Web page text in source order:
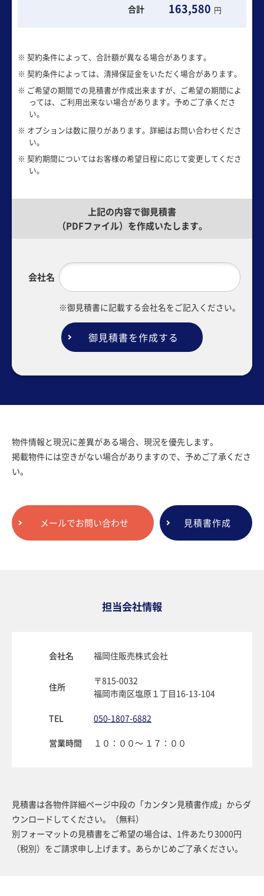
合計 163,580 円
※ 契約条件によって、合計額が異なる場合があります。
※ 契約条件によっては、清掃保証金をいただく場合があります。
※ ご希望の期間での見積書が作成出来ますが、ご希望の期間によ
っては、ご利用出来ない場合があります。予めご了承くださ
い。
※ オプションは数に限りがあります。詳細はお問い合わせくださ
い。
※ 契約期間についてはお客様の希望日程に応じて変更してくださ
い。
上記の内容で御見積書
（PDFファイル）を作成いたします。
会社名
※御見積書に記載する会社名をご記入ください。
御見積書を作成する
物件情報と現況に差異がある場合、現況を優先します。
掲載物件には空きがない場合がありますので、予めご了承くださ
い。
メールでお問い合わせ 見積書作成
担当会社情報
会社名 福岡住販売株式会社
住所
〒815-0032
福岡市南区塩原１丁目16-13-104
TEL
050-1807-6882
営業時間
１０：００〜 １７：００
見積書は各物件詳細ページ中段の「カンタン見積書作成」からダ
ウンロードしてください。（無料）
別フォーマットの見積書をご希望の場合は、1件あたり3000円
（税別）をご請求申し上げます。あらかじめご了承ください。